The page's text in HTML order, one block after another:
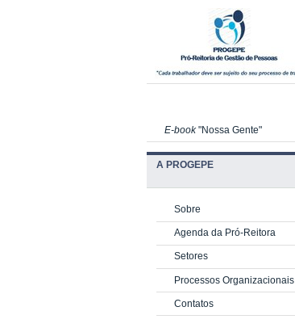
E-book"Nossa Gente"
A PROGEPE
Sobre
Agenda da Pró-Reitora
Setores
Processos Organizacionais
Contatos